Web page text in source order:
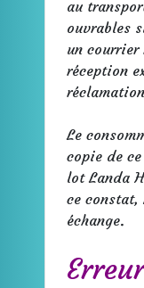
au
ouvrables
un courrier
réception
Le
copie de
lot Landa
ce constat,
échange.